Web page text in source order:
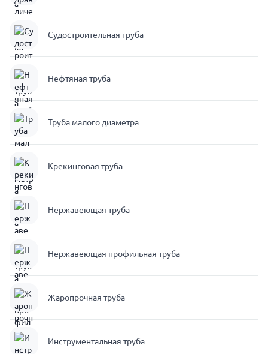
Судостроительная труба
Нефтяная труба
Труба малого диаметра
Крекинговая труба
Нержавеющая труба
Нержавеющая профильная труба
Жаропрочная труба
Инструментальная труба